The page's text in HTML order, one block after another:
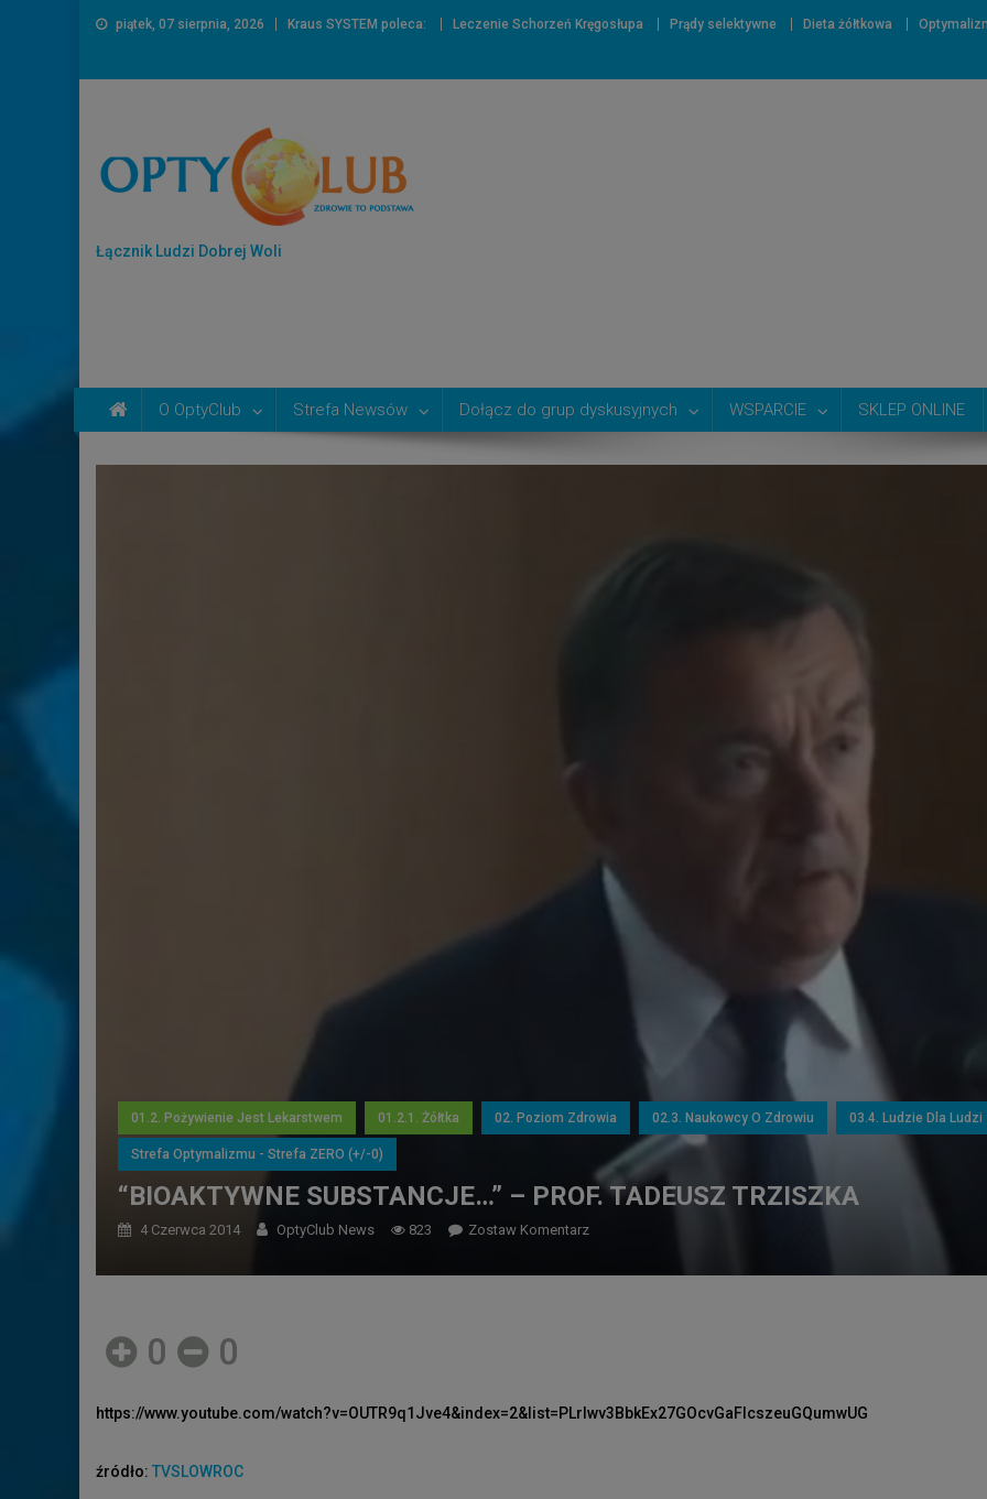
piątek, 07 sierpnia, 2026 Kraus SYSTEM poleca: Leczenie Schorzeń Kręgosłupa Prądy selektywne Dieta żółtkowa
Łącznik Ludzi Dobrej Woli
O OptyClub Strefa Newsów Dołącz do grup dyskusyjnych WSPARCIE SKLEP ONLINE
01.2. Pożywienie Jest Lekarstwem 01.2.1. Żółtka 02. Poziom Zdrowia 02.3. Naukowcy O Zdrowiu 03.4. Ludzie Dla Ludzi
Strefa Optymalizmu - Strefa ZERO (+/-0)
“BIOAKTYWNE SUBSTANCJE…” – PROF. TADEUSZ TRZISZKA
4 Czerwca 2014 OptyClub News 823 Zostaw Komentarz
0 0
https://www.youtube.com/watch?v=OUTR9q1Jve4&index=2&list=PLrIwv3BbkEx27GOcvGaFlcszeuGQumwUG
źródło: TVSLOWROC